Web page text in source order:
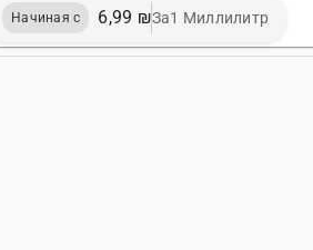
Начиная с 6,99 ₪За1 Миллилитр